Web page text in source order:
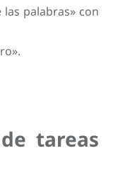
palabras» con
tareas